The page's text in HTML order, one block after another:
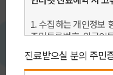
아래 예약
빠른 예